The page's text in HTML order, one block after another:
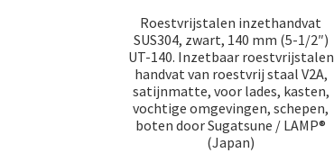
Roestvrijstalen inzethandvat
SUS304, zwart, 140 mm (5-1/2″)
UT-140. Inzetbaar roestvrijstalen
handvat van roestvrij staal V2A,
satijnmatte, voor lades, kasten,
vochtige omgevingen, schepen,
boten door Sugatsune / LAMP®
(Japan)